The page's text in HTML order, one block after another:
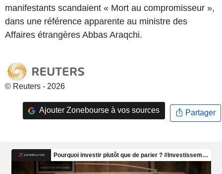
manifestants scandaient « Mort au compromisseur »,
dans une référence apparente au ministre des
Affaires étrangères Abbas Araqchi.
© Reuters - 2026
Ajouter Zonebourse à vos sources Partager